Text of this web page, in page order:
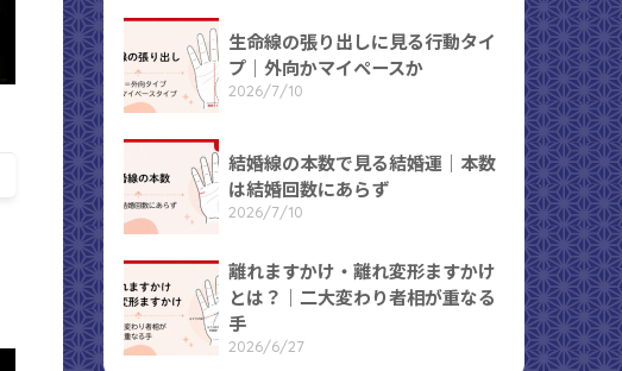
生命線の張り出しに見る行動タイ
プ｜外向かマイペースか
2026/7/10
結婚線の本数で見る結婚運｜本数
は結婚回数にあらず
2026/7/10
離れますかけ・離れ変形ますかけ
とは？｜二大変わり者相が重なる
手
2026/6/27